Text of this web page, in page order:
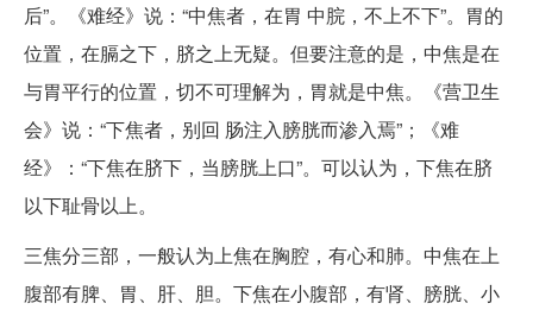
后”。《难经》说：“中焦者，在胃 中脘，不上不下”。胃的
位置，在膈之下，脐之上无疑。但要注意的是，中焦是在
与胃平行的位置，切不可理解为，胃就是中焦。《营卫生
会》说：“下焦者，别回 肠注入膀胱而渗入焉”；《难
经》：“下焦在脐下，当膀胱上口”。可以认为，下焦在脐
以下耻骨以上。
三焦分三部，一般认为上焦在胸腔，有心和肺。中焦在上
腹部有脾、胃、肝、胆。下焦在小腹部，有肾、膀胱、小